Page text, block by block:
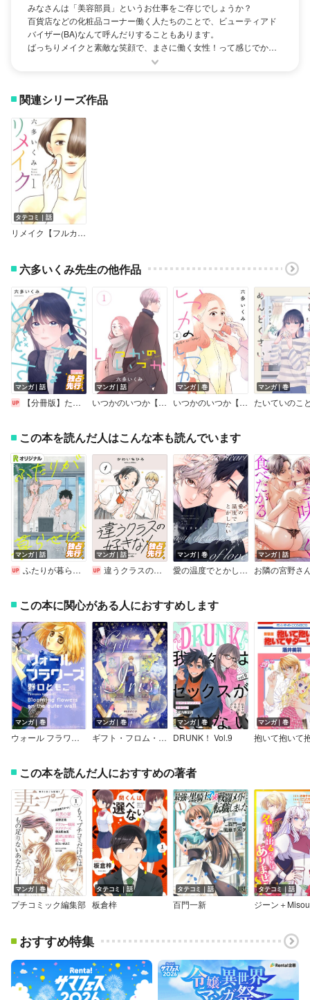
みなさんは「美容部員」というお仕事をご存じでしょうか？
百貨店などの化粧品コーナー働く人たちのことで、ビューティアド
バイザー(BA)なんて呼んだりすることもあります。
ばっちりメイクと素敵な笑顔で、まさに働く女性！って感じでかっ
主人公は彼氏ナシ、「女子力」迷子な25歳・奥村かのこ。
いことばかりで、壁にぶつかったり悩んだりしながら少しずつ成長
していきます。
仲間同士の衝突なんかも描かれていて、うわ～リアルだな～と思っ
たのですが、著者は以前美容部員をやっていたそうで納得。
美容部員という仕事やメイクへのこだわりが随所に感じられるの
も、やっぱり経験者だからなのかなと思います。
かのこを取り巻くキャラクターたちも、魅力的かつリアルにいそう
な人たちばかりで、ものすごく感情移入できます。
中でも個人的に好きなのが女子力ダントツ・モテ女の吉田さん。
すが、そんな彼女が本音を吐露するシーンが本当に印象的でした。
主人公はもちろんですが、そのまわりのキャラクターたちの葛藤も
丁寧に描かれている作品だなーと思います。
余談ですがキャラごとにちゃんとメイクに個性があって、さすが細
かい！と感動しました。笑
メイクを通してどんどんキレイになっていく登場人物たちや、作品
から溢れるメイク愛に、読み終えた後美意識が高くなること間違い
なしです！
メイクに自信あり！な方も、最近さぼり気味…という方も、女子力
アップにぜひ「リメイク」をおすすめします！
（編集：村田｜作成日：2016/1/5 ）
関連シリーズ作品
タテコミ｜話
リメイク【フルカラー】
六多いくみ先生の他作品
マンガ｜話
【分冊版】たいていのことはめんどくさい
マンガ｜話
いつかのいつか【分冊版】
マンガ｜巻
いつかのいつか【電子単行本】
マンガ｜巻
この本を読んだ人はこんな本も読んでいます
マンガ｜話
ふたりが暮らせば【単話】
マンガ｜話
違うクラスの好きな人（話売り）
マンガ｜巻
愛の温度でとかしたい【電子限定描き下ろし付き】
マンガ｜話
この本に関心がある人におすすめします
マンガ｜巻
ウォール フラワーズ
マンガ｜巻
ギフト・フロム・アイリス 夜明け待ちの君が咲く日の物語【かきおろし漫画付】
マンガ｜巻
DRUNK！ Vol.9
マンガ｜巻
この本を読んだ人におすすめの著者
マンガ｜巻
プチコミック編集部
タテコミ｜話
板倉梓
タテコミ｜話
百門一新
タテコミ｜話
ジーン＋
おすすめ特集